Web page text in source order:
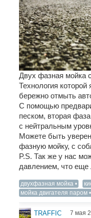
Двух фазная мойка
Технология
бережно отмыть
С помощью
песком, вторая
с нейтральным
Можете быть
фазную мойку, с
P.S. Так же у нас
давлением, что
двухфазная мойка
мойка двигателя паром
TRAFFIC 7 мая